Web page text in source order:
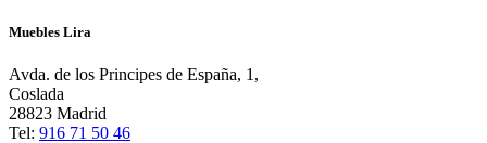
Muebles Lira
Avda. de los Principes de España, 1,
Coslada
28823 Madrid
Tel: 916 71 50 46